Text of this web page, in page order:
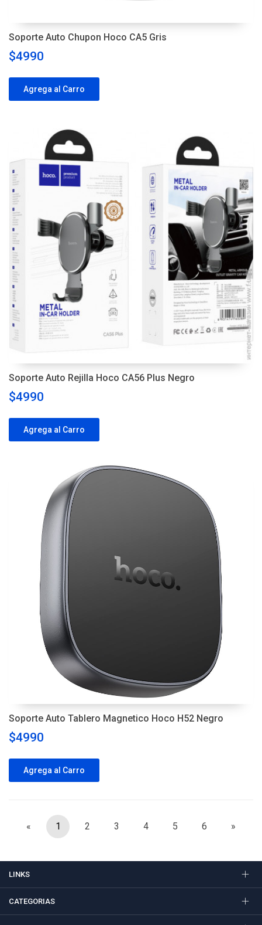
Soporte Auto Chupon Hoco CA5 Gris
$4990
Agrega al Carro
Soporte Auto Rejilla Hoco CA56 Plus Negro
$4990
Agrega al Carro
Soporte Auto Tablero Magnetico Hoco H52 Negro
$4990
Agrega al Carro
« 1 2 3 4 5 6 »
LINKS
CATEGORIAS